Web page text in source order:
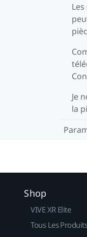
Je
la
Shop
VIVE XR Elite
Tous Les